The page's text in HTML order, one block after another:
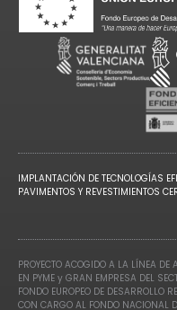
IMPLANTACIÓN DE TECNOLOGÍAS
PAVIMENTOS Y REVESTIMIENTOS
PROYECTO ACOGIDO A LA LÍNEA DE
EN PYME y GRAN EMPRESA DEL
FONDO EUROPEO DE DESARROLLO
CON CARGO AL FONDO NACIONAL